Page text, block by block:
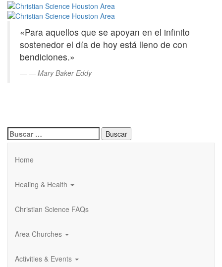
Saltar
principal
Christian
Science
Houston
Area
«Para aquellos que se apoyan en el infinito
sostenedor el día de hoy está lleno de con
bendiciones.»
— Mary Baker Eddy
Buscar:
Home
Healing & Health
Christian Science FAQs
Area Churches
Activities & Events